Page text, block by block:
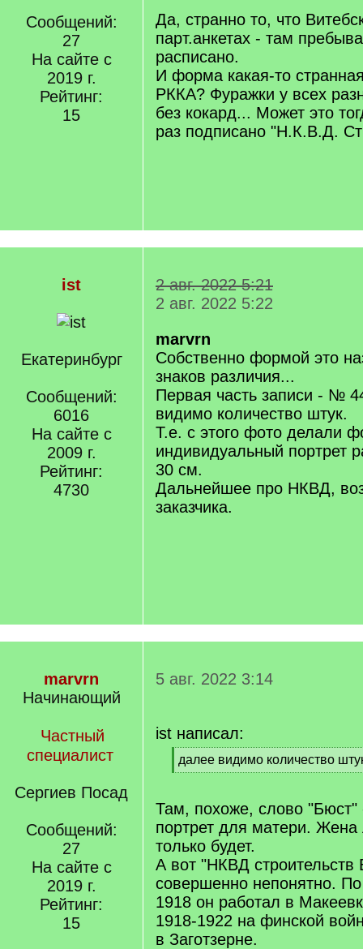
Сообщений:
27
На сайте с
2019 г.
Рейтинг:
15
Да, странно то, что
парт.анкетах - там
расписано.
И форма какая-то
РККА? Фуражки у всех
без кокард... Может это
раз подписано "Н.К.В.Д.
ist
Екатеринбург
Сообщений:
6016
На сайте с
2009 г.
Рейтинг:
4730
2 авг. 2022 5:21
2 авг. 2022 5:22
marvrn
Собственно формой это
знаков различия...
Первая часть записи - №
видимо количество штук.
Т.е. с этого фото делали
индивидуальный портрет
30 см.
Дальнейшее про НКВД,
заказчика.
marvrn
Начинающий
Частный
специалист
Сергиев Посад
Сообщений:
27
На сайте с
2019 г.
Рейтинг:
15
5 авг. 2022 3:14
ist написал:
[
q
далее видимо количество
[
q
]
Там, похоже, слово "Бюст"
портрет для матери. Жена
только будет.
А вот "НКВД строительств
совершенно непонятно.
1918 он работал в
1918-1922 на финской
в Заготзерне.